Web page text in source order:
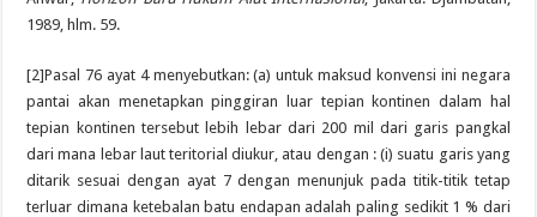
1989, hlm. 59.
[2]Pasal 76 ayat 4 menyebutkan: (a) untuk maksud konvensi ini negara
pantai akan menetapkan pinggiran luar tepian kontinen dalam hal
tepian kontinen tersebut lebih lebar dari 200 mil dari garis pangkal
dari mana lebar laut teritorial diukur, atau dengan : (i) suatu garis yang
ditarik sesuai dengan ayat 7 dengan menunjuk pada titik-titik tetap
terluar dimana ketebalan batu endapan adalah paling sedikit 1 % dari